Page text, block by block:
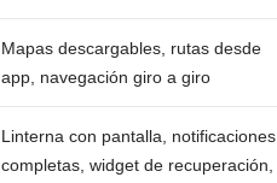
Mapas descargables, rutas desde
app, navegación giro a giro
Linterna con pantalla, notificaciones
completas, widget de recuperación,